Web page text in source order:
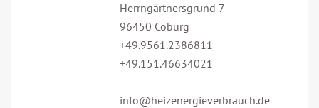
Herrngärtnersgrund 7
96450 Coburg
+49.9561.2386811
+49.151.46634021
info@heizenergieverbrauch.de